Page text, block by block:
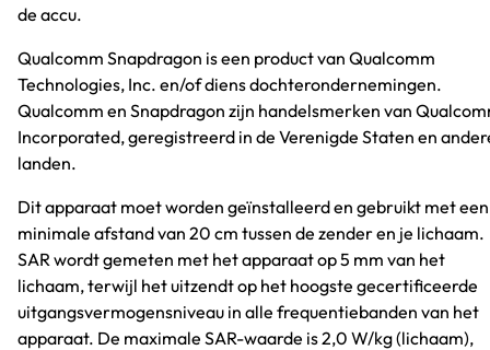
de accu.
Qualcomm Snapdragon is een product van Qualcomm
Technologies, Inc. en/of diens dochterondernemingen.
Qualcomm en Snapdragon zijn handelsmerken van
Incorporated, geregistreerd in de Verenigde Staten en
landen.
Dit apparaat moet worden geïnstalleerd en gebruikt met een
minimale afstand van 20 cm tussen de zender en je lichaam.
SAR wordt gemeten met het apparaat op 5 mm van het
lichaam, terwijl het uitzendt op het hoogste gecertificeerde
uitgangsvermogensniveau in alle frequentiebanden van het
apparaat. De maximale SAR-waarde is 2,0 W/kg (lichaam),